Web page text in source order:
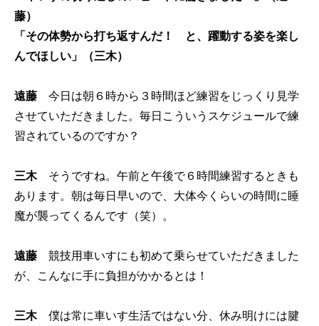
藤）
「その体勢から打ち返すんだ！ と、躍動する姿を楽し
んでほしい」（三木）
遠藤 今日は朝６時から３時間ほど練習をじっくり見学
させていただきました。毎日こういうスケジュールで練
習されているのですか？
三木そうですね。午前と午後で６時間練習するときも
あります。朝は毎日早いので、大体今くらいの時間に睡
魔が襲ってくるんです（笑）。
遠藤 競技用車いすにも初めて乗らせていただきました
が、こんなに手に負担がかかるとは！
三木僕は常に車いす生活ではない分、休み明けには腱